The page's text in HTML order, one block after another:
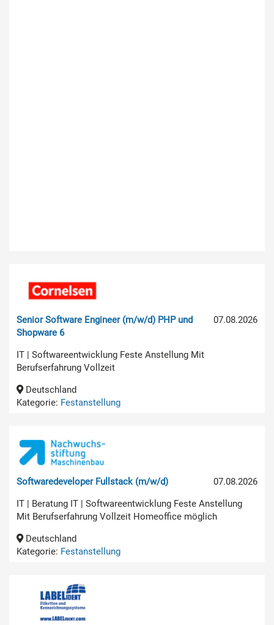
07.08.2026
Senior Software Engineer (m/w/d) PHP und
Shopware 6
IT | Softwareentwicklung Feste Anstellung Mit
Berufserfahrung Vollzeit
Deutschland
Kategorie: Festanstellung
07.08.2026
Softwaredeveloper Fullstack (m/w/d)
IT | Beratung IT | Softwareentwicklung Feste Anstellung
Mit Berufserfahrung Vollzeit Homeoffice möglich
Deutschland
Kategorie: Festanstellung